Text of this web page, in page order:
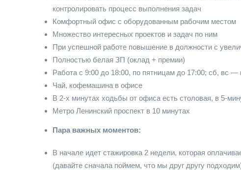
контролировать процесс выполнения задач
Комфортный офис с оборудованным рабочим местом
Множество интересных проектов и задач по ним
При успешной работе повышение в должности с
Полностью белая ЗП (оклад + премии)
Работа с 9:00 до 18:00, по пятницам до 17:00; сб, вс
Чай, кофемашина в офисе
В 2-х минутах ходьбы от офиса есть столовая, в 5-
Метро Ленинский проспект в 10 минутах
Пара важных моментов:
В начале идет стажировка 2 недели, которая
(давайте сначала поймем, что мы друг другу